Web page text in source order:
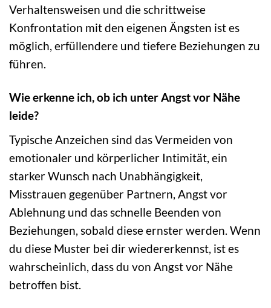
Verhaltensweisen und die schrittweise
Konfrontation mit den eigenen Ängsten ist es
möglich, erfüllendere und tiefere Beziehungen zu
führen.
Wie erkenne ich, ob ich unter Angst vor Nähe
leide?
Typische Anzeichen sind das Vermeiden von
emotionaler und körperlicher Intimität, ein
starker Wunsch nach Unabhängigkeit,
Misstrauen gegenüber Partnern, Angst vor
Ablehnung und das schnelle Beenden von
Beziehungen, sobald diese ernster werden. Wenn
du diese Muster bei dir wiedererkennst, ist es
wahrscheinlich, dass du von Angst vor Nähe
betroffen bist.